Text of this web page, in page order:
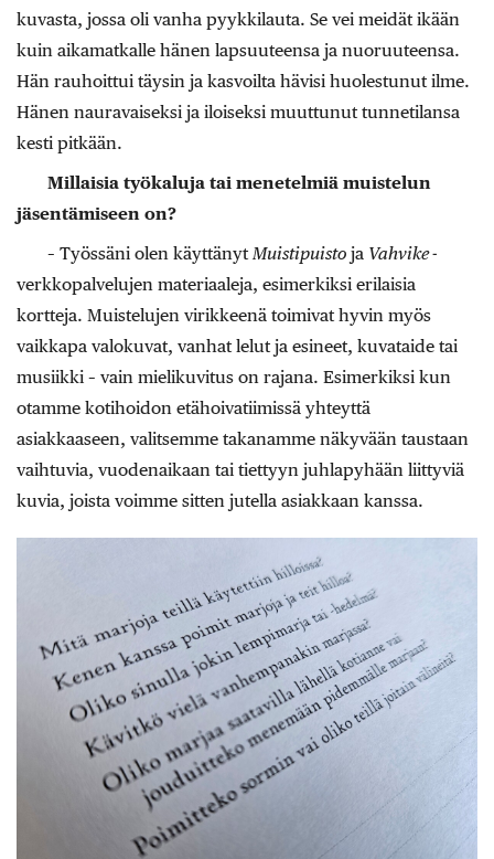
kuvasta, jossa oli vanha pyykkilauta. Se vei meidät ikään
kuin aikamatkalle hänen lapsuuteensa ja nuoruuteensa.
Hän rauhoittui täysin ja kasvoilta hävisi huolestunut ilme.
Hänen nauravaiseksi ja iloiseksi muuttunut tunnetilansa
kesti pitkään.
Millaisia työkaluja tai menetelmiä muistelun
jäsentämiseen on?
– Työssäni olen käyttänyt Muistipuisto ja Vahvike-
verkkopalvelujen materiaaleja, esimerkiksi erilaisia
kortteja. Muistelujen virikkeenä toimivat hyvin myös
vaikkapa valokuvat, vanhat lelut ja esineet, kuvataide tai
musiikki – vain mielikuvitus on rajana. Esimerkiksi kun
otamme kotihoidon etähoivatiimissä yhteyttä
asiakkaaseen, valitsemme takanamme näkyvään taustaan
vaihtuvia, vuodenaikaan tai tiettyyn juhlapyhään liittyviä
kuvia, joista voimme sitten jutella asiakkaan kanssa.